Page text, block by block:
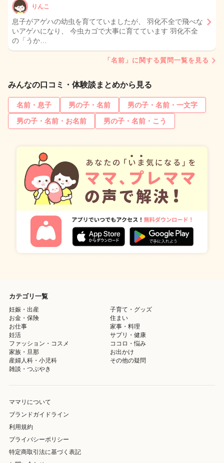
りんこ
息子がアゲハの幼虫を育てていましたが、 羽化不全で飛べな
いアゲハになり、 今虫カゴで大事に育てています 羽化不全
の「うか…
「名前」に関する質問一覧を見る
みんなの口コミ・体験談まとめから見る
名前・息子 男の子・名前
男の子・名前・一文字
男の子・名前・お名前
男の子・名前・こう
カテゴリ一覧
妊娠・出産
子育て・グッズ
お金・保険
住まい
お仕事
家事・料理
妊活
サプリ・健康
ファッション・コスメ
ココロ・悩み
家族・旦那
お出かけ
産婦人科・小児科
その他の疑問
雑談・つぶやき
ママリについて
ブランドガイドライン
利用規約
プライバシーポリシー
特定商取引法に基づく表記